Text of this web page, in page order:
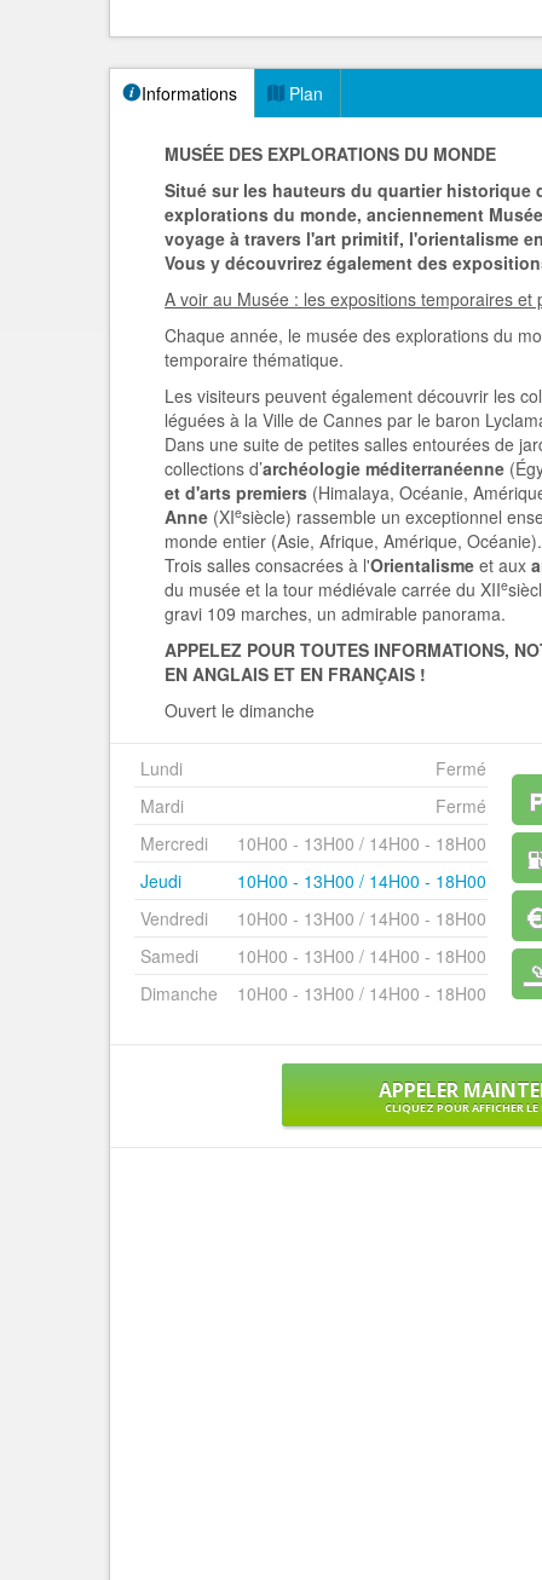
Informations Plan
MUSÉE DES EXPLORATIONS DU MONDE
Situé sur les hauteurs du quartier historique
explorations du monde, anciennement
voyage à travers l'art primitif, l'orientalisme
Vous y découvrirez également des
A voir au Musée : les expositions temporaires et
Chaque année, le musée des explorations du
temporaire thématique.
Les visiteurs peuvent également découvrir les
léguées à la Ville de Cannes par le baron
Dans une suite de petites salles entourées de
collections d’archéologie méditerranéenne
et d'arts premiers (Himalaya, Océanie,
Anne (XIesiècle) rassemble un exceptionnel
monde entier (Asie, Afrique, Amérique, Océanie).
Trois salles consacrées à l'Orientalisme et aux
du musée et la tour médiévale carrée du XIIe
gravi 109 marches, un admirable panorama.
APPELEZ POUR TOUTES INFORMATIONS,
EN ANGLAIS ET EN FRANÇAIS !
Ouvert le dimanche
Lundi
Fermé
Mardi
Fermé
Mercredi
10H00 - 13H00 / 14H00 - 18H00
Jeudi
10H00 - 13H00 / 14H00 - 18H00
Vendredi
10H00 - 13H00 / 14H00 - 18H00
Samedi
10H00 - 13H00 / 14H00 - 18H00
Dimanche
10H00 - 13H00 / 14H00 - 18H00
APPELER
CLIQUEZ POUR AFFICHER